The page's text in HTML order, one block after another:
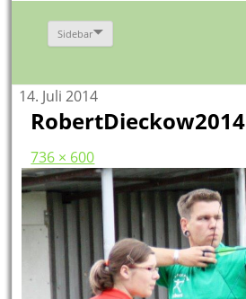
Sidebar
14. Juli 2014
RobertDieckow2014
736 × 600